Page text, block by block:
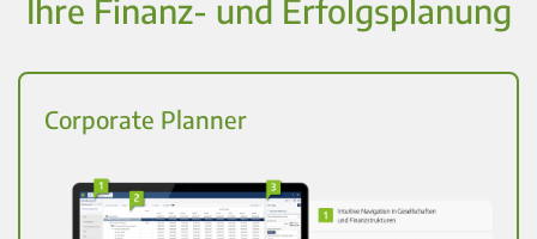
Ihre Finanz- und Erfolgsplanung
Corporate Planner